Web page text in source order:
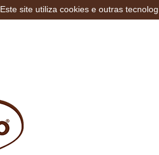
Este site utiliza cookies e outras